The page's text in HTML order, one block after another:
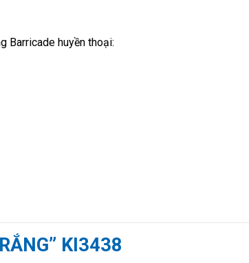
Barricade huyền thoại:
KI3438